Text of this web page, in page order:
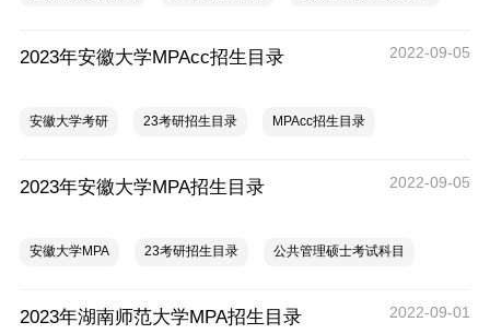
2023年安徽大学MPAcc招生目录 2022-09-05
安徽大学考研 23考研招生目录 MPAcc招生目录
2023年安徽大学MPA招生目录 2022-09-05
安徽大学MPA 23考研招生目录 公共管理硕士考试科目
2023年湖南师范大学MPA招生目录 2022-09-01